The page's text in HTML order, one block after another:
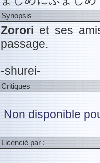
Synopsis
Zorori et ses
passage.
-shurei-
Critiques
Non disponible
Licencié par :